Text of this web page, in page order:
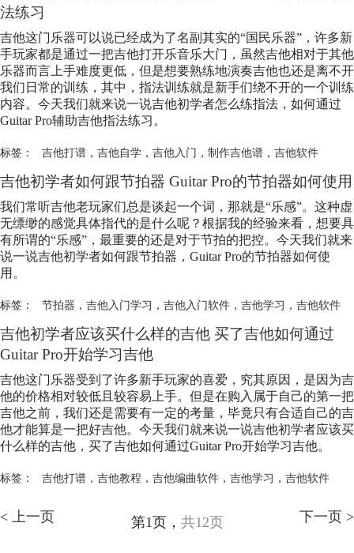
法练习
吉他这门乐器可以说已经成为了名副其实的“国民乐器”，许多新
手玩家都是通过一把吉他打开乐音乐大门，虽然吉他相对于其他
乐器而言上手难度更低，但是想要熟练地演奏吉他也还是离不开
我们日常的训练，其中，指法训练就是新手们绕不开的一个训练
内容。今天我们就来说一说吉他初学者怎么练指法，如何通过
Guitar Pro辅助吉他指法练习。
标签： 吉他打谱， 吉他自学， 吉他入门 ， 制作吉他谱， 吉他软件
吉他初学者如何跟节拍器 Guitar Pro的节拍器如何使用
我们常听吉他老玩家们总是谈起一个词，那就是“乐感”。这种虚
无缥缈的感觉具体指代的是什么呢？根据我的经验来看，想要具
有所谓的“乐感”，最重要的还是对于节拍的把控。今天我们就来
说一说吉他初学者如何跟节拍器，Guitar Pro的节拍器如何使
用。
标签： 节拍器 ， 吉他入门学习 ， 吉他入门软件， 吉他学习 ， 吉他软件
吉他初学者应该买什么样的吉他 买了吉他如何通过
Guitar Pro开始学习吉他
吉他这门乐器受到了许多新手玩家的喜爱，究其原因，是因为吉
他的价格相对较低且较容易上手。但是在购入属于自己的第一把
吉他之前，我们还是需要有一定的考量，毕竟只有合适自己的吉
他才能算是一把好吉他。今天我们就来说一说吉他初学者应该买
什么样的吉他，买了吉他如何通过Guitar Pro开始学习吉他。
标签： 吉他打谱， 吉他教程 ， 吉他编曲软件， 吉他学习 ， 吉他软件
< 上一页 第1页， 共12页 下一页 >